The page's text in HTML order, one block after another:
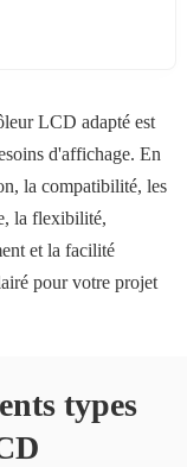
LCD adapté est
d'affichage. En
la compatibilité, les
la flexibilité,
et la facilité
pour votre projet
types